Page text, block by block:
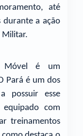
até
durante a ação
Militar.
Móvel é um
Pará é um dos
possuir esse
com
treinamentos